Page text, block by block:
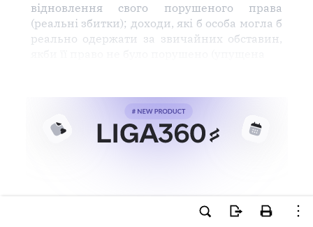
відновлення свого порушеного права
(реальні збитки); доходи, які б особа могла б
реально одержати за звичайних обставин,
Ви намагаєтесь використати